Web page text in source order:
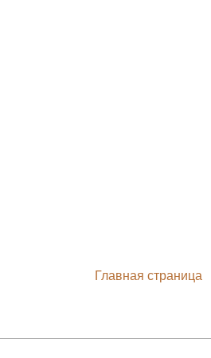
Главная страница